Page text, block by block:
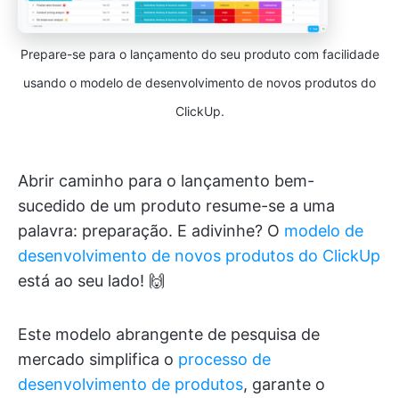
Prepare-se para o lançamento do seu produto com facilidade
usando o modelo de desenvolvimento de novos produtos do
ClickUp.
Abrir caminho para o lançamento bem-
sucedido de um produto resume-se a uma
palavra: preparação. E adivinhe? O modelo de
desenvolvimento de novos produtos do ClickUp
está ao seu lado! 🙌
Este modelo abrangente de pesquisa de
mercado simplifica o processo de
desenvolvimento de produtos, garante o